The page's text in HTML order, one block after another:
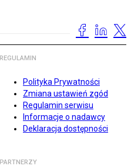
REGULAMIN
Polityka Prywatności
Zmiana ustawień zgód
Regulamin serwisu
Informacje o nadawcy
Deklaracja dostępności
PARTNERZY